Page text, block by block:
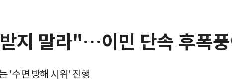
지 말라"…이민 단속 후폭
'수면 방해 시위' 진행